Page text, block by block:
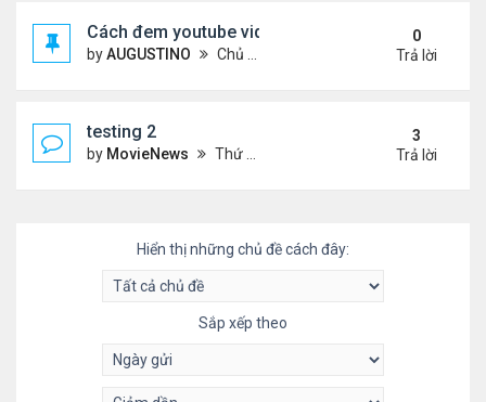
Cách đem youtube video vào diễn đàn
byAUGUSTINO Chủ nhật Tháng 10 11, 2020 8:50 pm
0
Trả lời
testing 2
by MovieNews Thứ 4 Tháng 10 14, 2020 10:16 pm
3
Trả lời
Hiển thị những chủ đề cách đây:
Sắp xếp theo